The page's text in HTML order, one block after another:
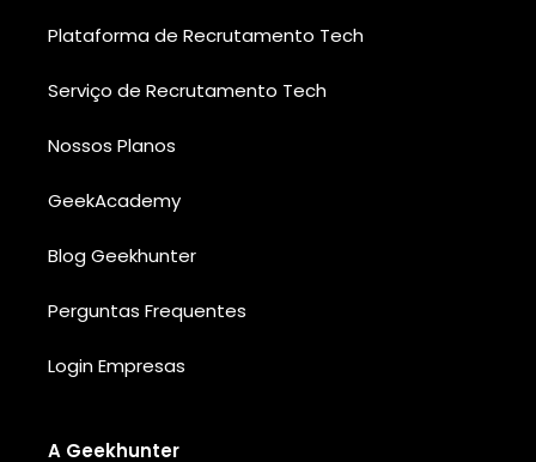
Plataforma de Recrutamento Tech
Serviço de Recrutamento Tech
Nossos Planos
GeekAcademy
Blog Geekhunter
Perguntas Frequentes
Login Empresas
A Geekhunter